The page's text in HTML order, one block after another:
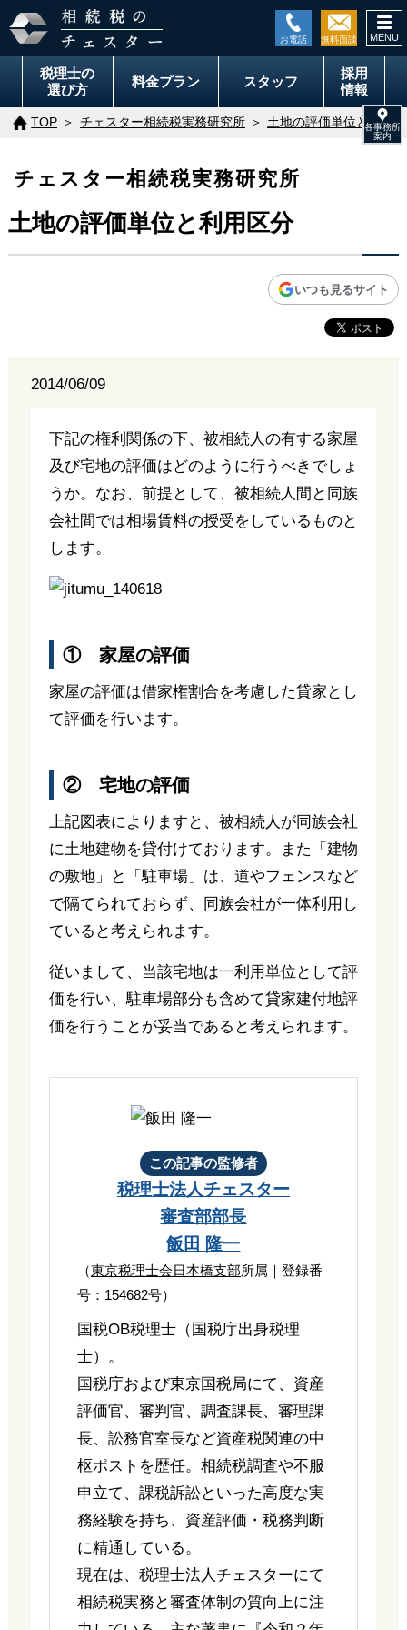
税理士の
選び方
料金プラン スタッフ
採用
情報
TOP チェスター相続税実務研究所 土地の評価単位と利用
チェスター相続税実務研究所
土地の評価単位と利用区分
いつも見るサイト
2014/06/09
下記の権利関係の下、被相続人の有する家屋
及び宅地の評価はどのように行うべきでしょ
うか。なお、前提として、被相続人間と同族
会社間では相場賃料の授受をしているものと
します。
① 家屋の評価
家屋の評価は借家権割合を考慮した貸家とし
て評価を行います。
② 宅地の評価
上記図表によりますと、被相続人が同族会社
に土地建物を貸付けております。また「建物
の敷地」と「駐車場」は、道やフェンスなど
で隔てられておらず、同族会社が一体利用し
ていると考えられます。
従いまして、当該宅地は一利用単位として評
価を行い、駐車場部分も含めて貸家建付地評
価を行うことが妥当であると考えられます。
この記事の監修者
税理士法人チェスター
審査部部長
飯田 隆一
（東京税理士会日本橋支部所属｜登録番
号：154682号）
国税OB税理士（国税庁出身税理
士）。
国税庁および東京国税局にて、資産
評価官、審判官、調査課長、審理課
長、訟務官室長など資産税関連の中
枢ポストを歴任。相続税調査や不服
申立て、課税訴訟といった高度な実
務経験を持ち、資産評価・税務判断
に精通している。
現在は、税理士法人チェスターにて
相続税実務と審査体制の質向上に注